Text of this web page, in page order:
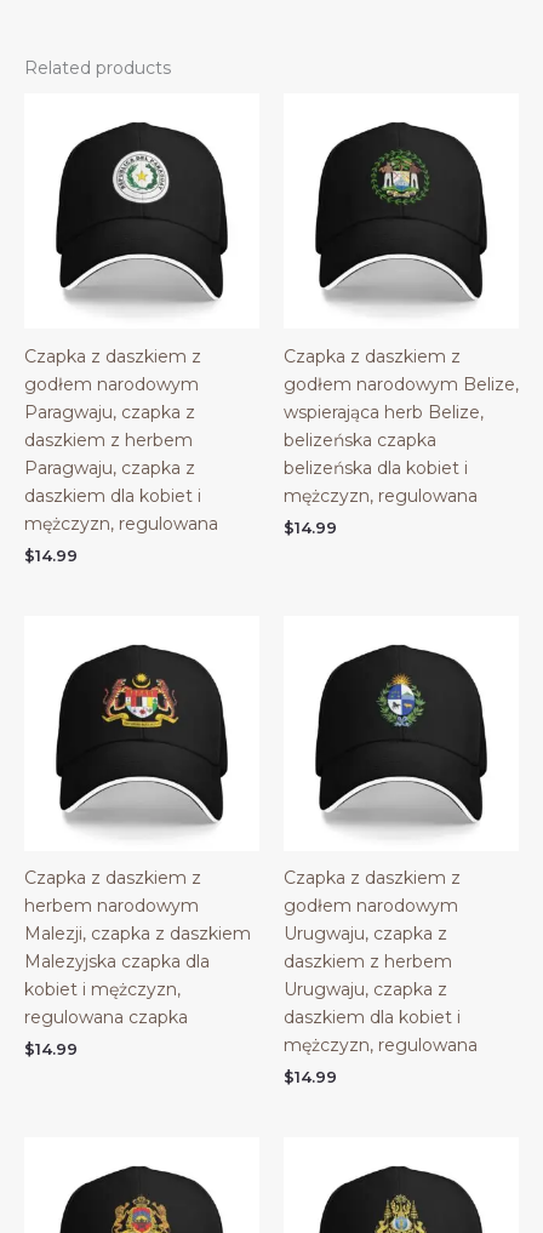
Related products
Czapka z daszkiem z
godłem narodowym
Paragwaju, czapka z
daszkiem z herbem
Paragwaju, czapka z
daszkiem dla kobiet i
mężczyzn, regulowana
$14.99
Czapka z daszkiem z
godłem narodowym Belize,
wspierająca herb Belize,
belizeńska czapka
belizeńska dla kobiet i
mężczyzn, regulowana
$14.99
Czapka z daszkiem z
herbem narodowym
Malezji, czapka z daszkiem
Malezyjska czapka dla
kobiet i mężczyzn,
regulowana czapka
$14.99
Czapka z daszkiem z
godłem narodowym
Urugwaju, czapka z
daszkiem z herbem
Urugwaju, czapka z
daszkiem dla kobiet i
mężczyzn, regulowana
$14.99